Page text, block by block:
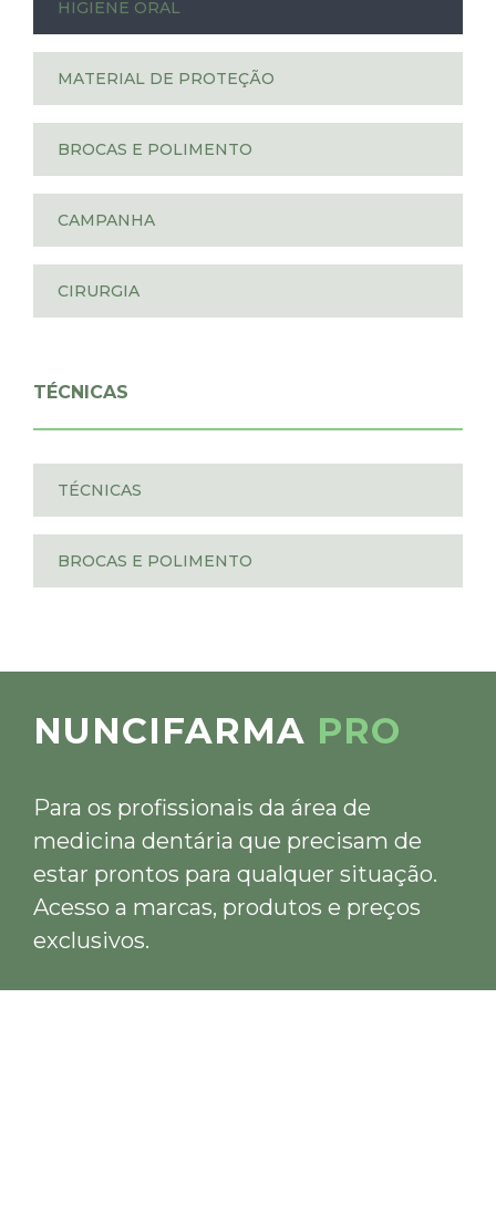
HIGIENE ORAL
MATERIAL DE PROTEÇÃO
BROCAS E POLIMENTO
CAMPANHA
CIRURGIA
TÉCNICAS
TÉCNICAS
BROCAS E POLIMENTO
NUNCIFARMA PRO
Para os profissionais da área de
medicina dentária que precisam de
estar prontos para qualquer situação.
Acesso a marcas, produtos e preços
exclusivos.